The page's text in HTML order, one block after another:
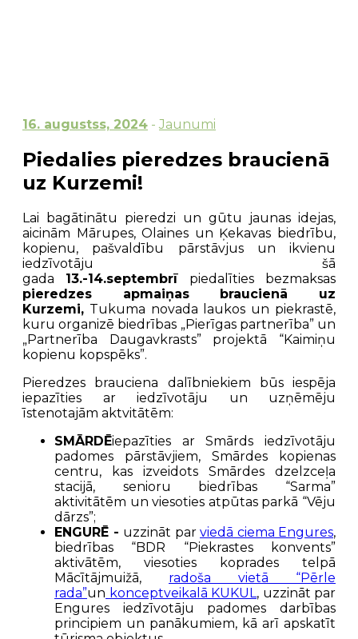
16. augustss, 2024 - Jaunumi
Piedalies pieredzes braucienā
uz Kurzemi!
Lai bagātinātu pieredzi un gūtu jaunas idejas,
aicinām Mārupes, Olaines un Ķekavas biedrību,
kopienu, pašvaldību pārstāvjus un ikvienu
iedzīvotāju šā
gada 13.-14.septembrīpiedalīties bezmaksas
pieredzes apmaiņas braucienā uz
Kurzemi, Tukuma novada laukos un piekrastē,
kuru organizē biedrības „Pierīgas partnerība” un
„Partnerība Daugavkrasts” projektā “Kaimiņu
kopienu kopspēks”.
Pieredzes brauciena dalībniekiem būs iespēja
iepazīties ar iedzīvotāju un uzņēmēju
īstenotajām aktvitātēm:
SMĀRDĒiepazīties ar Smārds iedzīvotāju
padomes pārstāvjiem, Smārdes kopienas
centru, kas izveidots Smārdes dzelzceļa
stacijā, senioru biedrības “Sarma”
aktivitātēm un viesoties atpūtas parkā “Vēju
dārzs”;
ENGURĒ - uzzināt par viedā ciema Engures,
biedrības “BDR “Piekrastes konvents”
aktivātēm, viesoties koprades telpā
Mācītājmuižā, radoša vietā “Pērle
rada”un konceptveikalā KUKUL , uzzināt par
Engures iedzīvotāju padomes darbības
principiem un panākumiem, kā arī apskatīt